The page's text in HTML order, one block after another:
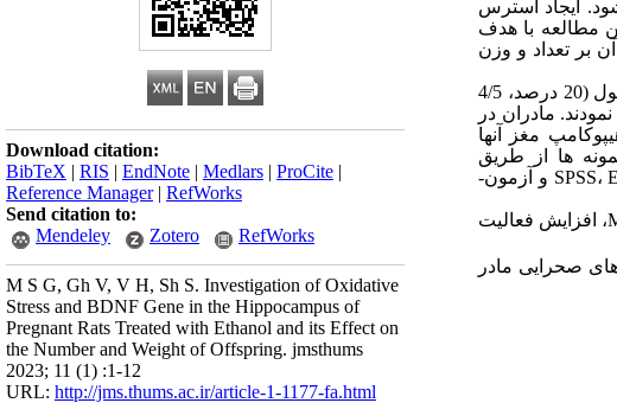
Download citation:
BibTeX | RIS | EndNote | Medlars | ProCite |
Reference Manager| RefWorks
Send citation to:
Mendeley
Zotero RefWorks
M S G, Gh V, V H, Sh S. Investigation of Oxidative
Stress and BDNF Gene in the Hippocampus of
Pregnant Rats Treated with Ethanol and its Effect on
the Number and Weight of Offspring. jmsthums
2023; 11 (1) :1-12
URL: http://jms.thums.ac.ir/article-1-1177-fa.html
ایجاد استرس
مطالعه با هدف
بر تعداد و وزن
موش ­های صحرایی باردار به پنج گروه شش­ تایی تقسیم شدند: گروه کنترل (فقط آب مقطر) و چهار گروه تیمار که اتانول (20 درصد، 4/5
نمودند. مادران در
مغز آنها
ها از طریق
، و آزمون­
، افزایش فعالیت
صحرایی مادر